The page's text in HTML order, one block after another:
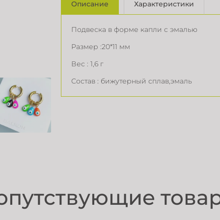
Описание Характеристики
Подвеска в форме капли с эмалью
Размер :20*11 мм
Вес : 1,6 г
Состав : бижутерный сплав,эмаль